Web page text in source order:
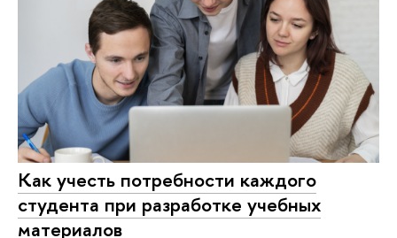
Как учесть потребности каждого
студента при разработке учебных
материалов